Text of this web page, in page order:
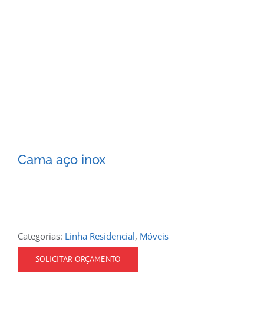
Cama aço inox
Categorias: Linha Residencial, Móveis
SOLICITAR ORÇAMENTO